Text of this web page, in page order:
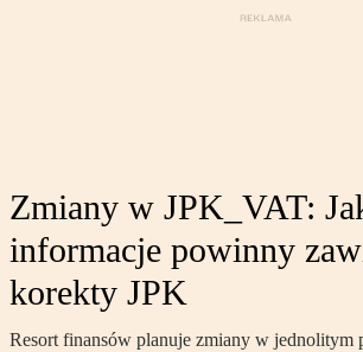
Zmiany w JPK_VAT:
informacje powinny
korekty JPK
Resort finansów planuje zmiany w jednolitym